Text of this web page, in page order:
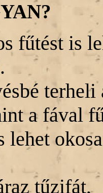
fűtést is
terheli
a fával
lehet
tűzifát,